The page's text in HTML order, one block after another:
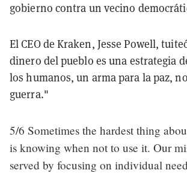
gobierno contra un vecino
El CEO de Kraken, Jesse Powell,
dinero del pueblo es una estrategia
los humanos, un arma para la paz,
guerra."
5/6 Sometimes the hardest thing
is knowing when not to use it. Our
served by focusing on individual